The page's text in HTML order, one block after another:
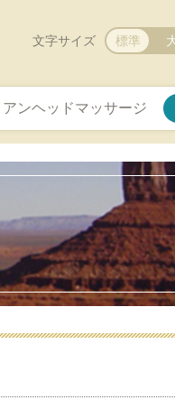
ンヘッドマッサージ
文字サイズ 標準